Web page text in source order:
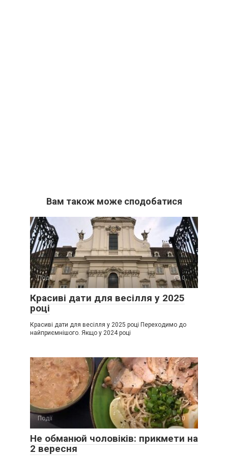
Вам також може сподобатися
Події 0
Красиві дати для весілля у 2025
році
Красиві дати для весілля у 2025 році Переходимо до
найприємнішого. Якщо у 2024 році
Події 0
Не обманюй чоловіків: прикмети на
2 вересня